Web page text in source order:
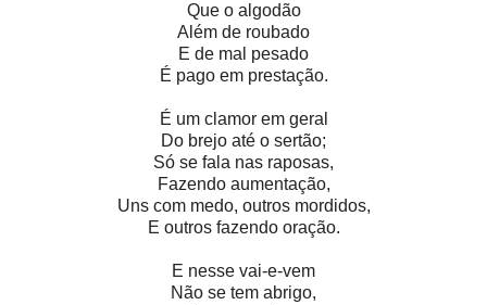
Que o algodão
Além de roubado
E de mal pesado
É pago em prestação.
É um clamor em geral
Do brejo até o sertão;
Só se fala nas raposas,
Fazendo aumentação,
Uns com medo, outros mordidos,
E outros fazendo oração.
E nesse vai-e-vem
Não se tem abrigo,